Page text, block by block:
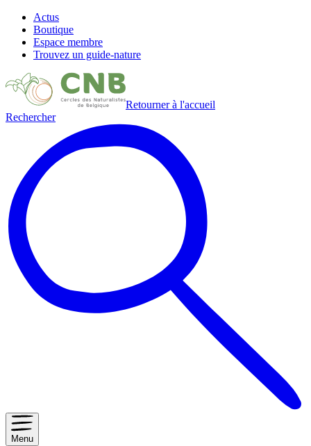
Actus
Boutique
Espace membre
Trouvez un guide-nature
Retourner à l'accueil
Rechercher
Menu